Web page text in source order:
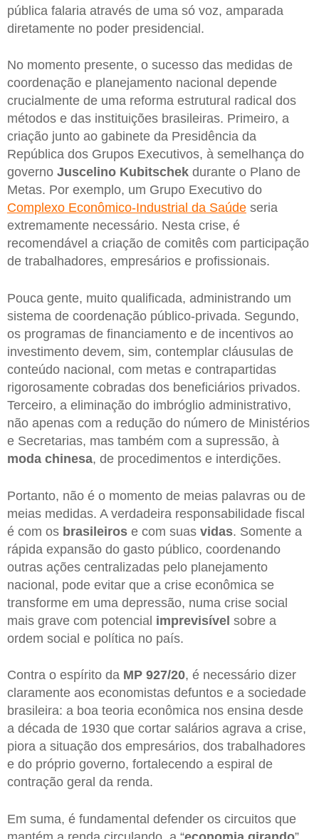
pública falaria através de uma só voz, amparada
diretamente no poder presidencial.
No momento presente, o sucesso das medidas de
coordenação e planejamento nacional depende
crucialmente de uma reforma estrutural radical dos
métodos e das instituições brasileiras. Primeiro, a
criação junto ao gabinete da Presidência da
República dos Grupos Executivos, à semelhança do
governo Juscelino Kubitschek durante o Plano de
Metas. Por exemplo, um Grupo Executivo do
Complexo Econômico-Industrial da Saúde seria
extremamente necessário. Nesta crise, é
recomendável a criação de comitês com participação
de trabalhadores, empresários e profissionais.
Pouca gente, muito qualificada, administrando um
sistema de coordenação público-privada. Segundo,
os programas de financiamento e de incentivos ao
investimento devem, sim, contemplar cláusulas de
conteúdo nacional, com metas e contrapartidas
rigorosamente cobradas dos beneficiários privados.
Terceiro, a eliminação do imbróglio administrativo,
não apenas com a redução do número de Ministérios
e Secretarias, mas também com a supressão, à
moda chinesa, de procedimentos e interdições.
Portanto, não é o momento de meias palavras ou de
meias medidas. A verdadeira responsabilidade fiscal
é com os brasileiros e com suas vidas. Somente a
rápida expansão do gasto público, coordenando
outras ações centralizadas pelo planejamento
nacional, pode evitar que a crise econômica se
transforme em uma depressão, numa crise social
mais grave com potencial imprevisível sobre a
ordem social e política no país.
Contra o espírito da MP 927/20, é necessário dizer
claramente aos economistas defuntos e a sociedade
brasileira: a boa teoria econômica nos ensina desde
a década de 1930 que cortar salários agrava a crise,
piora a situação dos empresários, dos trabalhadores
e do próprio governo, fortalecendo a espiral de
contração geral da renda.
Em suma, é fundamental defender os circuitos que